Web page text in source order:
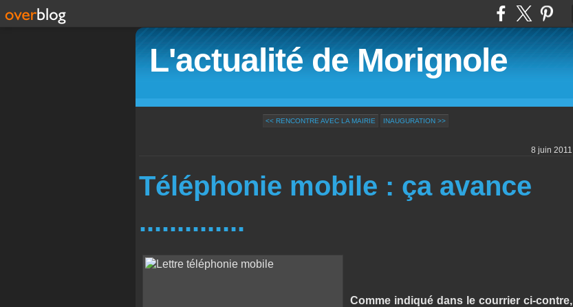
L'actualité de Morignole
<< RENCONTRE AVEC LA MAIRIE INAUGURATION >>
8 juin 2011
Téléphonie mobile : ça avance
..............
Comme indiqué dans le courrier ci-contre,